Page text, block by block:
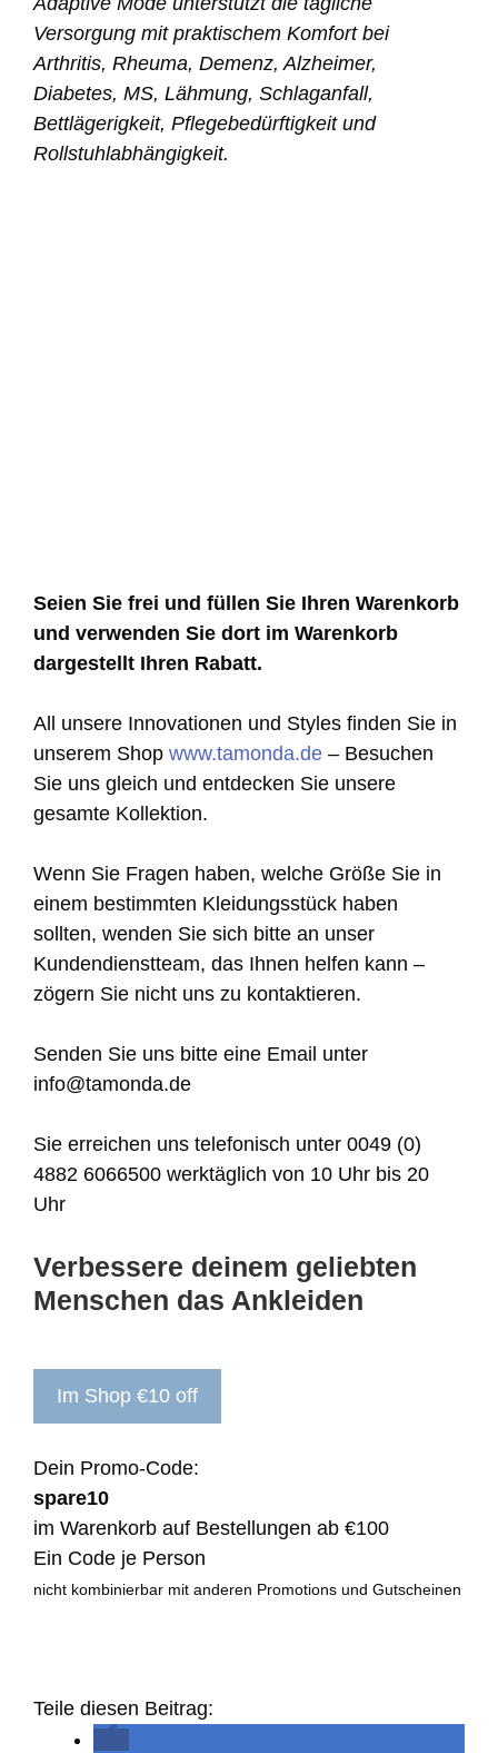
Versorgung mit praktischem Komfort bei
Arthritis, Rheuma, Demenz, Alzheimer,
Diabetes, MS, Lähmung, Schlaganfall,
Bettlägerigkeit, Pflegebedürftigkeit und
Rollstuhlabhängigkeit.
Seien Sie frei und füllen Sie Ihren Warenkorb
und verwenden Sie dort im Warenkorb
dargestellt Ihren Rabatt.
All unsere Innovationen und Styles finden Sie in
unserem Shop www.tamonda.de – Besuchen
Sie uns gleich und entdecken Sie unsere
gesamte Kollektion.
Wenn Sie Fragen haben, welche Größe Sie in
einem bestimmten Kleidungsstück haben
sollten, wenden Sie sich bitte an unser
Kundendienstteam, das Ihnen helfen kann –
zögern Sie nicht uns zu kontaktieren.
Senden Sie uns bitte eine Email unter
info@tamonda.de
Sie erreichen uns telefonisch unter 0049 (0)
4882 6066500 werktäglich von 10 Uhr bis 20
Uhr
Verbessere deinem geliebten
Menschen das Ankleiden
Im Shop €10 off
Dein Promo-Code:
spare10
im Warenkorb auf Bestellungen ab €100
Ein Code je Person
nicht kombinierbar mit anderen Promotions und Gutscheinen
Teile diesen Beitrag: